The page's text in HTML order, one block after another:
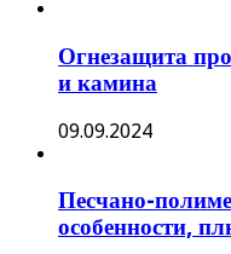
Огнезащита
и камина
09.09.2024
Песчано-
особенности,